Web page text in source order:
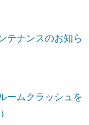
テナンスのお知ら
ームクラッシュを